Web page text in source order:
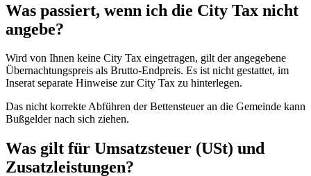
Was passiert, wenn ich die City Tax nicht
angebe?
Wird von Ihnen keine City Tax eingetragen, gilt der angegebene
Übernachtungspreis als Brutto-Endpreis. Es ist nicht gestattet, im
Inserat separate Hinweise zur City Tax zu hinterlegen.
Das nicht korrekte Abführen der Bettensteuer an die Gemeinde kann
Bußgelder nach sich ziehen.
Was gilt für Umsatzsteuer (USt) und
Zusatzleistungen?